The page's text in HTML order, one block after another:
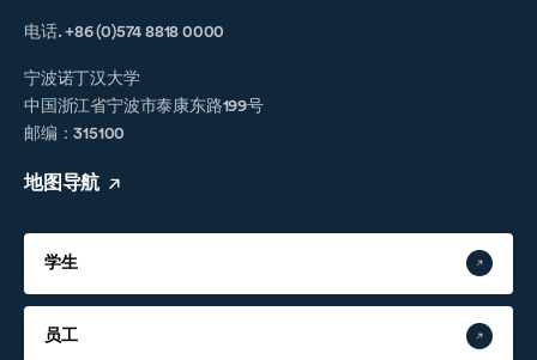
电话. +86 (0)574 8818 0000
宁波诺丁汉大学
中国浙江省宁波市泰康东路199号
邮编：315100
地图导航
学生
员工